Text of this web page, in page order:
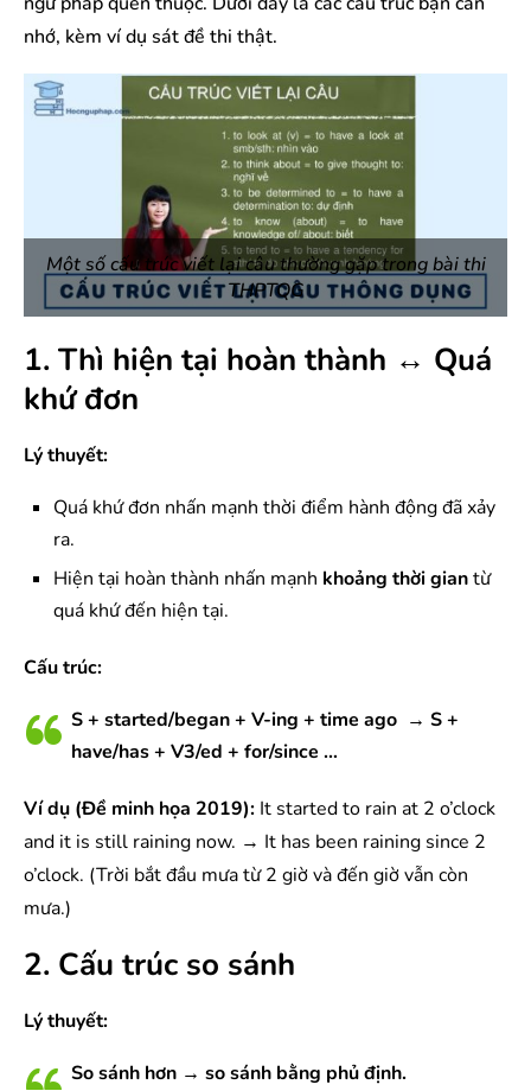
nhớ, kèm ví dụ sát đề thi thật.
Một số cấu trúc viết lại câu thường gặp trong bài thi
THPTQG
1. Thì hiện tại hoàn thành ↔ Quá
khứ đơn
Lý thuyết:
Quá khứ đơn nhấn mạnh thời điểm hành động đã xảy
ra.
Hiện tại hoàn thành nhấn mạnh khoảng thời giantừ
quá khứ đến hiện tại.
Cấu trúc:
S + started/began + V-ing + time ago → S +
have/has + V3/ed + for/since …
Ví dụ (Đề minh họa 2019): It started to rain at 2 o’clock
and it is still raining now. → It has been raining since 2
o’clock. (Trời bắt đầu mưa từ 2 giờ và đến giờ vẫn còn
mưa.)
2. Cấu trúc so sánh
Lý thuyết:
So sánh hơn → so sánh bằng phủ định.